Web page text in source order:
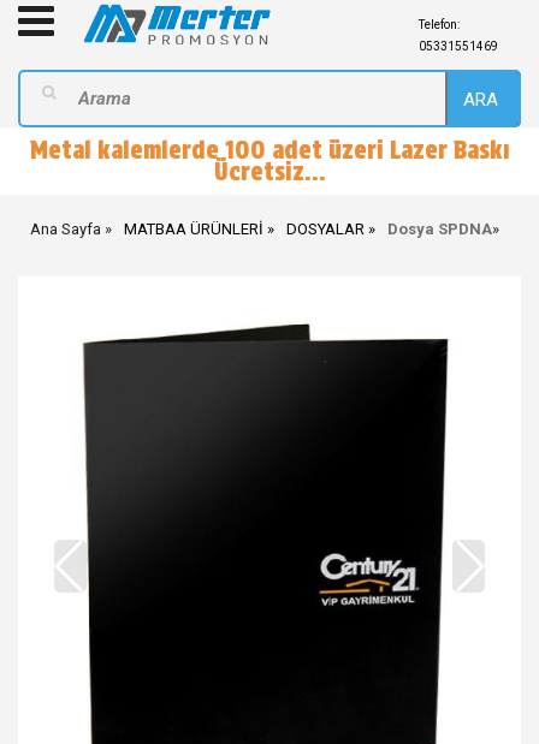
Telefon:
05331551469
ARA
Metal kalemlerde 100 adet üzeri Lazer Baskı
Ücretsiz...
Ana Sayfa MATBAA ÜRÜNLERİ »
DOSYALAR Dosya SPDNA